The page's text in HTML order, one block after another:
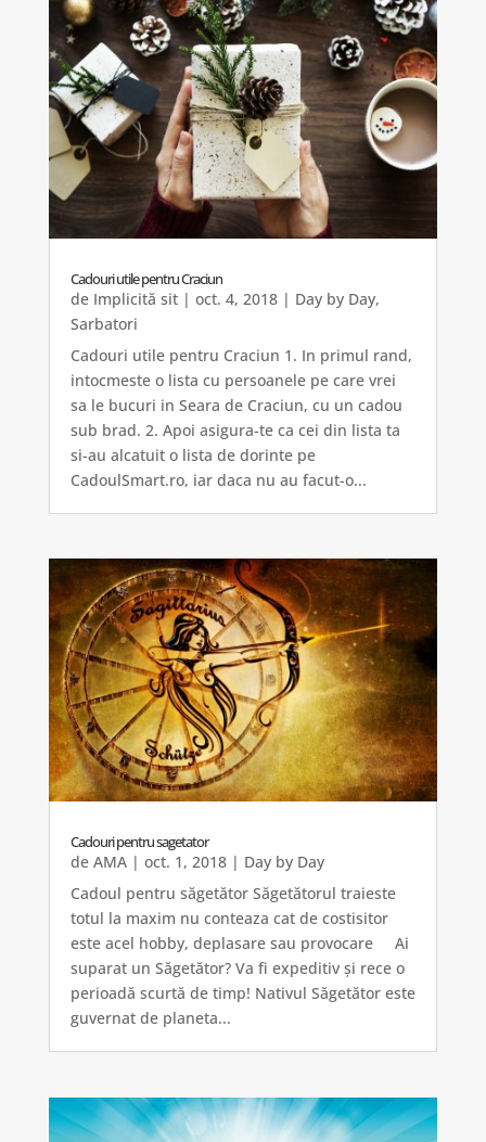
Cadouri utile pentru Craciun
de Implicită sit| oct. 4, 2018| Day by Day,
Sarbatori
Cadouri utile pentru Craciun 1. In primul rand,
intocmeste o lista cu persoanele pe care vrei
sa le bucuri in Seara de Craciun, cu un cadou
sub brad. 2. Apoi asigura-te ca cei din lista ta
si-au alcatuit o lista de dorinte pe
CadoulSmart.ro, iar daca nu au facut-o...
Cadouri pentru sagetator
de AMA| oct. 1, 2018| Day by Day
Cadoul pentru săgetător Săgetătorul traieste
totul la maxim nu conteaza cat de costisitor
este acel hobby, deplasare sau provocare Ai
suparat un Săgetător? Va fi expeditiv și rece o
perioadă scurtă de timp! Nativul Săgetător este
guvernat de planeta...